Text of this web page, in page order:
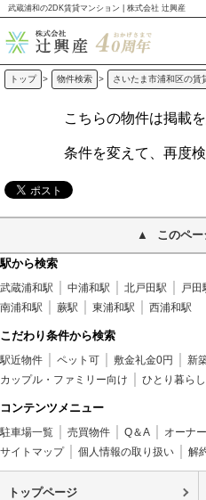
武蔵浦和の2DK賃貸マンション | 株式会社 辻興産
トップ > 物件検索 > さいたま市浦和区の賃
こちらの物件は掲載
条件を変えて、再度
このペ
駅から検索
武蔵浦和駅 中浦和駅 北戸田駅 戸田
南浦和駅
蕨駅 東浦和駅 西浦和駅
こだわり条件から検索
駅近物件 ペット可 敷金礼金0円 新
カップル・ファミリー向け
ひとり暮ら
コンテンツメニュー
駐車場一覧 売買物件 Q＆A オーナ
サイトマップ
個人情報の取り扱い 解
トップページ